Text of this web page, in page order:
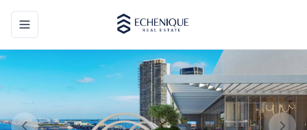
Toggle navigation menu